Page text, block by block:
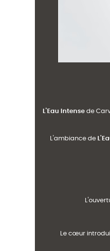
L'Eau Intense de
L'ambiance de
Le cœur